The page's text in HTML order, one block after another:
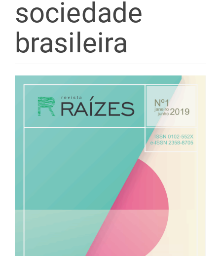
sociedade
brasileira
Barra
lateral
de